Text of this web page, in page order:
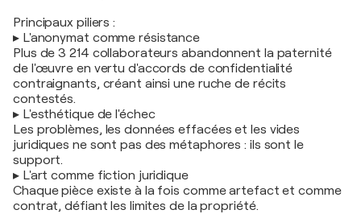
Principaux piliers :
▸ L'anonymat comme résistance
Plus de 3 214 collaborateurs abandonnent la paternité
de l'œuvre en vertu d'accords de confidentialité
contraignants, créant ainsi une ruche de récits
contestés.
▸ L'esthétique de l'échec
Les problèmes, les données effacées et les vides
juridiques ne sont pas des métaphores : ils sont le
support.
▸ L'art comme fiction juridique
Chaque pièce existe à la fois comme artefact et comme
contrat, défiant les limites de la propriété.